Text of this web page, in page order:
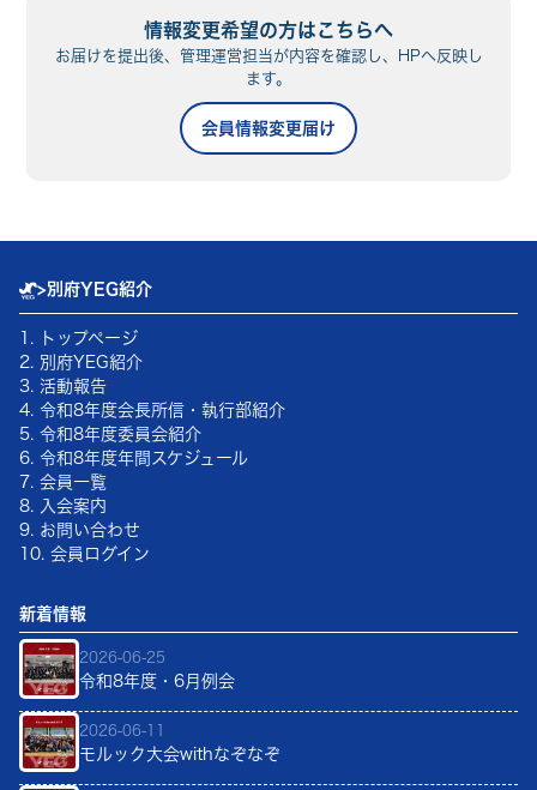
情報変更希望の方はこちらへ
お届けを提出後、管理運営担当が内容を確認し、HPへ反映し
ます。
会員情報変更届け
>別府YEG紹介
1. トップページ
2. 別府YEG紹介
3. 活動報告
4. 令和8年度会長所信・執行部紹介
5. 令和8年度委員会紹介
6. 令和8年度年間スケジュール
7. 会員一覧
8. 入会案内
9. お問い合わせ
10. 会員ログイン
新着情報
2026-06-25
令和8年度・6月例会
2026-06-11
モルック大会withなぞなぞ